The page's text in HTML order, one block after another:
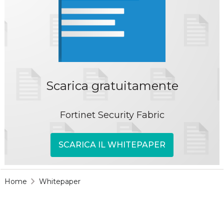
Scarica gratuitamente
Fortinet Security Fabric
SCARICA IL WHITEPAPER
Home Whitepaper